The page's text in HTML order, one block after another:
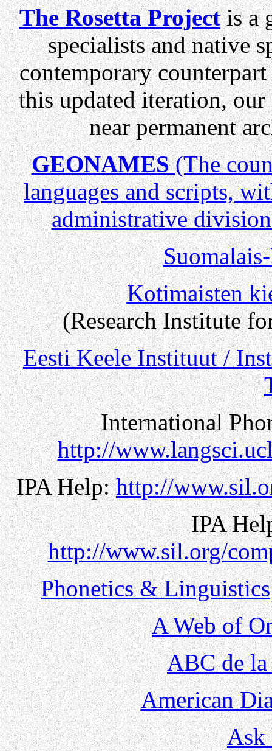
The Rosetta Projectis a
specialists and native
contemporary
this updated iteration,
near permanent
GEONAMES(The
languages and scripts,
administrative
Kotimaisten
(Research Institute
Eesti Keele Instituut /
International
http://
IPA Help:http://
IPA
http://www.sil.org/
Phonetics & Linguistics
A Web of
ABC de la
American
Ask